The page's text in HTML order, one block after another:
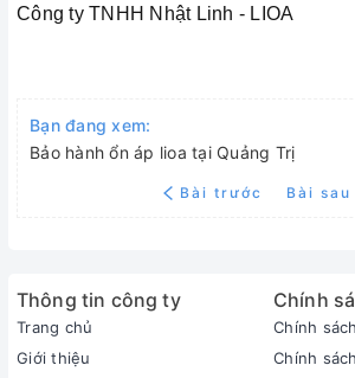
Công ty TNHH Nhật Linh - LIOA
Bạn đang xem:
Bảo hành ổn áp lioa tại Quảng Trị
Bài trước Bài sau
Thông tin công ty
Trang chủ
Giới thiệu
Chính
Chính
Chính